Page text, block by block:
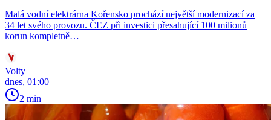
Malá vodní elektrárna Kořensko prochází největší modernizací za
34 let svého provozu. ČEZ při investici přesahující 100 milionů
korun kompletně…
Volty
dnes, 01:00
2 min